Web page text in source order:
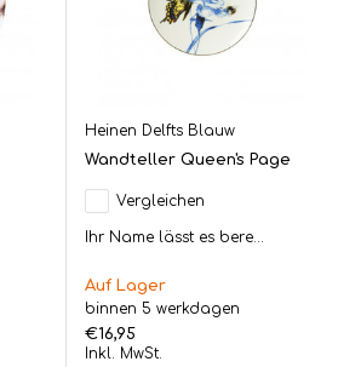
Heinen Delfts Blauw
Wandteller Queen's Page
Vergleichen
Ihr Name lässt es bere...
Auf Lager
binnen 5 werkdagen
€16,95
Inkl. MwSt.